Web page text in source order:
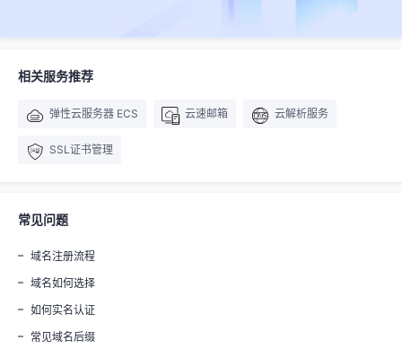
相关服务推荐
弹性云服务器 ECS 云速邮箱 云解析服务
SSL证书管理
常见问题
域名注册流程
域名如何选择
如何实名认证
常见域名后缀